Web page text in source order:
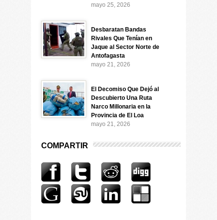
mayo 25, 2026
Desbaratan Bandas
Rivales Que Tenían en
Jaque al Sector Norte de
Antofagasta
mayo 21, 2026
El Decomiso Que Dejó al
Descubierto Una Ruta
Narco Millonaria en la
Provincia de El Loa
mayo 21, 2026
COMPARTIR